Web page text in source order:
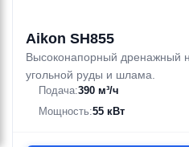
Aikon SH855
Высоконапорный дренажный
угольной руды и шлама.
Подача:390 м³/ч
Мощность:55 кВт